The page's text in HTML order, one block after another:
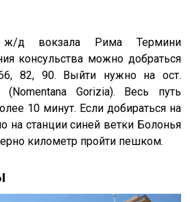
ж/д вокзала Рима Термини
консульства можно добраться
82, 90. Выйти нужно на ост.
(Nomentana Gorizia). Весь путь
10 минут. Если добираться на
на станции синей ветки Болонья
километр пройти пешком.